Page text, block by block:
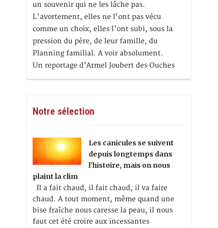
un souvenir qui ne les lâche pas.
L'avortement, elles ne l'ont pas vécu
comme un choix, elles l'ont subi, sous la
pression du père, de leur famille, du
Planning familial. A voir absolument.
Un reportage d’Armel Joubert des Ouches
Notre sélection
Les canicules se suivent
depuis longtemps dans
l’histoire, mais on nous
plaint la clim
Il a fait chaud, il fait chaud, il va faire
chaud. A tout moment, même quand une
bise fraîche nous caresse la peau, il nous
faut cet été croire aux incessantes